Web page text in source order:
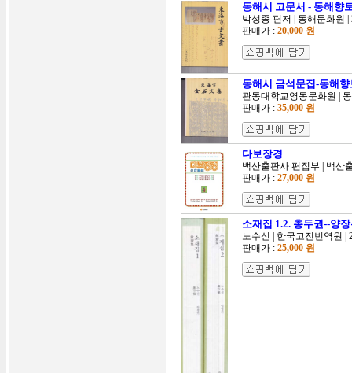
동해시 고문서 - 동해향
박성종 편저 | 동해문화원 |
판매가 : 20,000 원
동해시 금석문집-동해
관동대학교영동문화원 |
판매가 : 35,000 원
다보장경
백산출판사 편집부 | 백산
판매가 : 27,000 원
소재집 1.2. 총두권--양
노수신 | 한국고전번역원 |
판매가 : 25,000 원